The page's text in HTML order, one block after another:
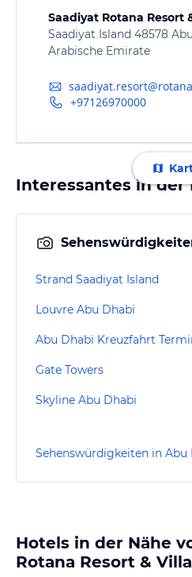
Saadiyat Rotana Resort
Saadiyat Island 48578
Arabische Emirate
+97126970000
Interessantes in der
Strand Saadiyat Island
Louvre Abu Dhabi
Gate Towers
Skyline Abu Dhabi
Sehenswürdigkeiten in Abu
Hotels in der Nähe
Rotana Resort &